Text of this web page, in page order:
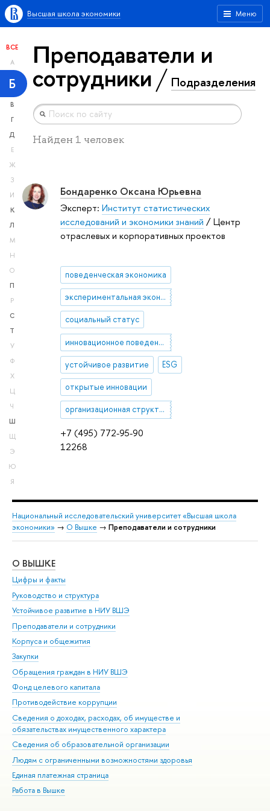
Меню
Высшая школа экономики
ВСЕ
А
Б
В
Г
Д
Е
Ж
З
И
К
Л
М
Н
О
П
Р
С
Т
У
Ф
Х
Ц
Ч
Ш
Щ
Э
Ю
Я
Преподаватели и
сотрудники Подразделения
Найден 1 человек
+7 (495) 772-95-90
12268
Бондаренко Оксана Юрьевна
Эксперт: Институт статистических
исследований и экономики знаний / Центр
отраслевых и корпоративных проектов
поведенческая экономика
экспериментальная экономика
социальный статус
инновационное поведение предприятий
устойчивое развитие ESG
открытые инновации
организационная структура
Национальный исследовательский университет «Высшая школа
экономики» → О Вышке → Преподаватели и сотрудники
О ВЫШКЕ
Цифры и факты
Руководство и структура
Устойчивое развитие в НИУ ВШЭ
Преподаватели и сотрудники
Корпуса и общежития
Закупки
Обращения граждан в НИУ ВШЭ
Фонд целевого капитала
Противодействие коррупции
Сведения о доходах, расходах, об имуществе и
обязательствах имущественного характера
Сведения об образовательной организации
Людям с ограниченными возможностями здоровья
Единая платежная страница
Работа в Вышке